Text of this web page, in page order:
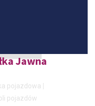
Jawna
pojazdowa
pojazdów